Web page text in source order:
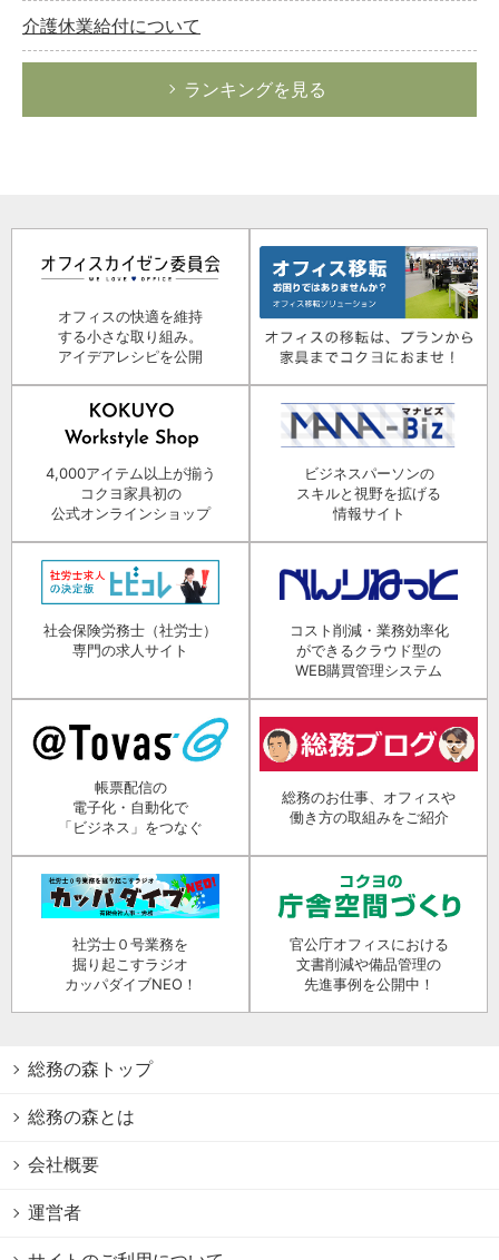
介護休業給付について
ランキングを見る
オフィスの快適を維持
する小さな取り組み。
アイデアレシピを公開
4,000アイテム以上が揃う
コクヨ家具初の
公式オンラインショップ
ビジネスパーソンの
スキルと視野を拡げる
情報サイト
社会保険労務士（社労士）
専門の求人サイト
コスト削減・業務効率化
ができるクラウド型の
WEB購買管理システム
帳票配信の
電子化・自動化で
「ビジネス」をつなぐ
総務のお仕事、オフィスや
働き方の取組みをご紹介
社労士０号業務を
掘り起こすラジオ
カッパダイブNEO！
官公庁オフィスにおける
文書削減や備品管理の
先進事例を公開中！
総務の森トップ
総務の森とは
会社概要
運営者